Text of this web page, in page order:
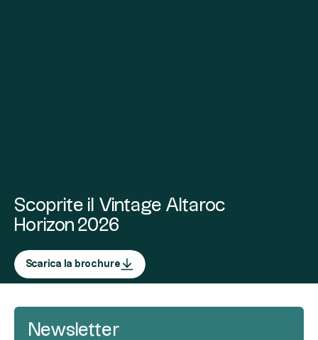
Scoprite il Vintage Altaroc
Horizon 2026
Scarica la brochure
Newsletter